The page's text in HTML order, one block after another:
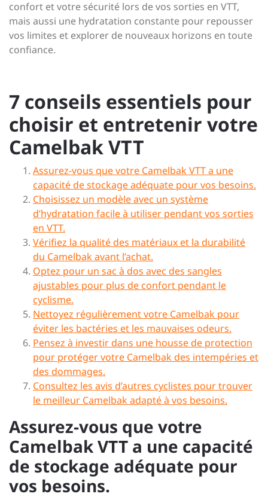
confort et votre sécurité lors de vos sorties en VTT,
mais aussi une hydratation constante pour repousser
vos limites et explorer de nouveaux horizons en toute
confiance.
7 conseils essentiels pour
choisir et entretenir votre
Camelbak VTT
Assurez-vous que votre Camelbak VTT a une
capacité de stockage adéquate pour vos besoins.
Choisissez un modèle avec un système
d’hydratation facile à utiliser pendant vos sorties
en VTT.
Vérifiez la qualité des matériaux et la durabilité
du Camelbak avant l’achat.
Optez pour un sac à dos avec des sangles
ajustables pour plus de confort pendant le
cyclisme.
Nettoyez régulièrement votre Camelbak pour
éviter les bactéries et les mauvaises odeurs.
Pensez à investir dans une housse de protection
pour protéger votre Camelbak des intempéries et
des dommages.
Consultez les avis d’autres cyclistes pour trouver
le meilleur Camelbak adapté à vos besoins.
Assurez-vous que votre
Camelbak VTT a une capacité
de stockage adéquate pour
vos besoins.